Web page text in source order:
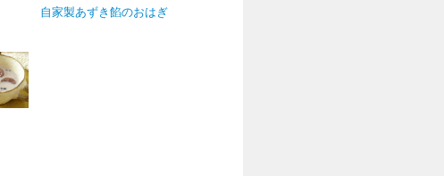
自家製あずき餡のおはぎ